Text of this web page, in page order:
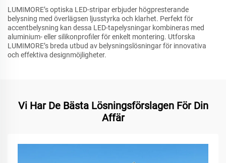
LUMIMORE’s optiska LED-stripar erbjuder högpresterande
belysning med överlägsen ljusstyrka och klarhet. Perfekt för
accentbelysning kan dessa LED-tapelysningar kombineras med
aluminium- eller silikonprofiler för enkelt montering. Utforska
LUMIMORE’s breda utbud av belysningslösningar för innovativa
och effektiva designmöjligheter.
Vi Har De Bästa Lösningsförslagen För Din
Affär